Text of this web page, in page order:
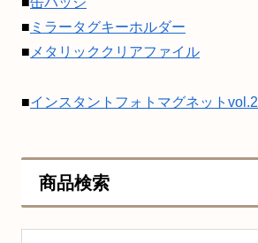
■ ミラータグキーホルダー
■ メタリッククリアファイル
■インスタントフォトマグネットvol.2
商品検索